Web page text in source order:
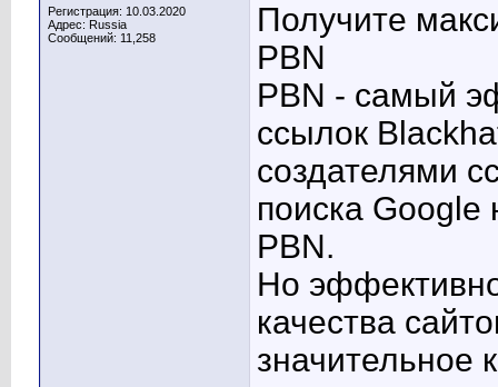
Регистрация: 10.03.2020
Адрес: Russia
Сообщений: 11,258
Получите
PBN
PBN - самый
ссылок
создателями
поиска Google
PBN.
Но
качества
значительное